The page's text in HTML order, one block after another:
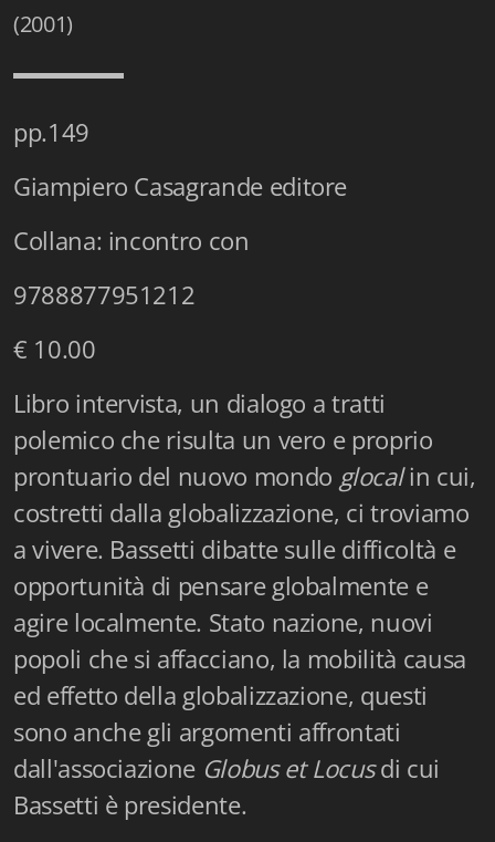
(2001)
pp.149
Giampiero Casagrande editore
Collana: incontro con
9788877951212
€ 10.00
Libro intervista, un dialogo a tratti
polemico che risulta un vero e proprio
prontuario del nuovo mondo glocalin cui,
costretti dalla globalizzazione, ci troviamo
a vivere. Bassetti dibatte sulle difficoltà e
opportunità di pensare globalmente e
agire localmente. Stato nazione, nuovi
popoli che si affacciano, la mobilità causa
ed effetto della globalizzazione, questi
sono anche gli argomenti affrontati
dall'associazione Globus et Locusdi cui
Bassetti è presidente.
Maestri della Pietra
Testi scolastici
Varia
Fidia edizioni d'arte
Fidia Architettura
Fidia. Artisti
Fidia. Artisti dei laghi. Itinerari europei
Fidia. Atti e Documenti
Fidia. Max Museo Chiasso
Fidia. Panoramas - Forces Vives par Jean Petit
Sapiens edizioni
Architettura & Arte
Attualità & Studi
Tesi universitarie